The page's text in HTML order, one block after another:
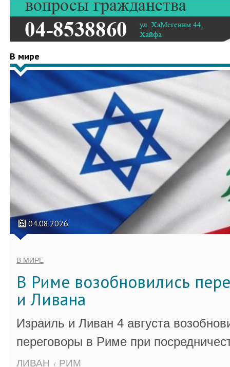
В мире
04.08.2026
В МИРЕ
В Риме возобновились
и Ливана
Израиль и Ливан 4 августа
переговоры в Риме при
ЛИВАН РИМ